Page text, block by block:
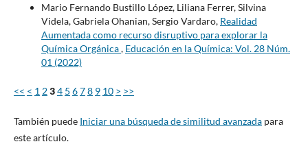
Mario Fernando Bustillo López, Liliana Ferrer, Silvina
Videla, Gabriela Ohanian, Sergio Vardaro, Realidad
Aumentada como recurso disruptivo para explorar la
Química Orgánica, Educación en la Química: Vol. 28 Núm.
01 (2022)
<< < 1 234 5 678 9 10 > >>
También puede Iniciar una búsqueda de similitud avanzadapara
este artículo.